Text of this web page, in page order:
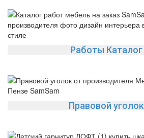
Работы Каталог
Правовой уголок